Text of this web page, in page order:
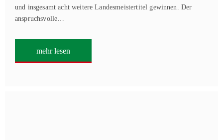
und insgesamt acht weitere Landesmeistertitel gewinnen. Der
anspruchsvolle…
mehr lesen